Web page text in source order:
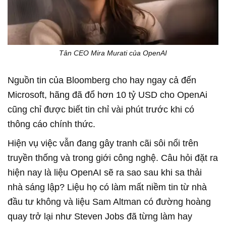
Tân CEO Mira Murati của OpenAI
Nguồn tin của Bloomberg cho hay ngay cả đến
Microsoft, hãng đã đổ hơn 10 tỷ USD cho OpenAi
cũng chỉ được biết tin chỉ vài phút trước khi có
thông cáo chính thức.
Hiện vụ việc vẫn đang gây tranh cãi sôi nổi trên
truyền thống và trong giới công nghệ. Câu hỏi đặt ra
hiện nay là liệu OpenAI sẽ ra sao sau khi sa thải
nhà sáng lập? Liệu họ có làm mất niềm tin từ nhà
đầu tư không và liệu Sam Altman có đường hoàng
quay trở lại như Steven Jobs đã từng làm hay